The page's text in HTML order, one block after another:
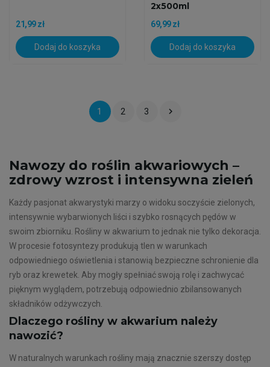
21,99 zł
Dodaj do koszyka
2x500ml
69,99 zł
Dodaj do koszyka
1 2 3 
Nawozy do roślin akwariowych –
zdrowy wzrost i intensywna zieleń
Każdy pasjonat akwarystyki marzy o widoku soczyście zielonych,
intensywnie wybarwionych liści i szybko rosnących pędów w
swoim zbiorniku. Rośliny w akwarium to jednak nie tylko dekoracja.
W procesie fotosyntezy produkują tlen w warunkach
odpowiedniego oświetlenia i stanowią bezpieczne schronienie dla
ryb oraz krewetek. Aby mogły spełniać swoją rolę i zachwycać
pięknym wyglądem, potrzebują odpowiednio zbilansowanych
składników odżywczych.
Dlaczego rośliny w akwarium należy
nawozić?
W naturalnych warunkach rośliny mają znacznie szerszy dostęp